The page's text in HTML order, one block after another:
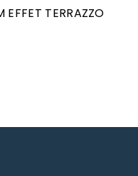
EFFET TERRAZZO